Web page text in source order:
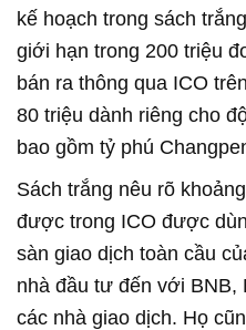
kế hoạch trong sách
giới hạn trong 200 triệu
bán ra thông qua ICO
80 triệu dành riêng cho
bao gồm tỷ phú
Sách trắng nêu rõ
được trong ICO được
sàn giao dịch toàn cầu
nhà đầu tư đến với BNB,
các nhà giao dịch. Họ